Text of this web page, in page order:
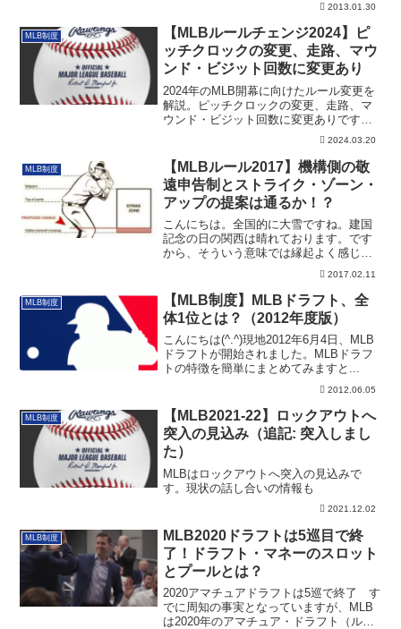
2013.01.30
MLB制度
【MLBルールチェンジ2024】ピ
ッチクロックの変更、走路、マウ
ンド・ビジット回数に変更あり
2024年のMLB開幕に向けたルール変更を
解説。ピッチクロックの変更、走路、マ
ウンド・ビジット回数に変更ありです。
2024.03.20
MLB制度
【MLBルール2017】機構側の敬
遠申告制とストライク・ゾーン・
アップの提案は通るか！？
こんにちは。全国的に大雪ですね。建国
記念の日の関西は晴れております。です
から、そういう意味では縁起よく感じま
2017.02.11
MLB制度
【MLB制度】MLBドラフト、全
体1位とは？（2012年度版）
こんにちは(^.^)現地2012年6月4日、MLB
ドラフトが開始されました。MLBドラフ
トの特徴を簡単にまとめてみますと...
2012.06.05
MLB制度
【MLB2021-22】ロックアウトへ
突入の見込み（追記: 突入しまし
た）
MLBはロックアウトへ突入の見込みで
す。現状の話し合いの情報も
2021.12.02
MLB制度
MLB2020ドラフトは5巡目で終
了！ドラフト・マネーのスロット
とプールとは？
2020アマチュアドラフトは5巡で終了 す
でに周知の事実となっていますが、MLB
は2020年のアマチュア・ドラフト（ル